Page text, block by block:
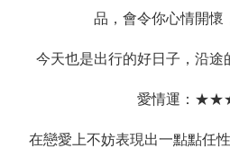
品，會令你心情開懷
今天也是出行的好日子，沿途
愛情運：
在戀愛上不妨表現出一點點任